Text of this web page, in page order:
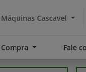
Cascavel
Compra Fale